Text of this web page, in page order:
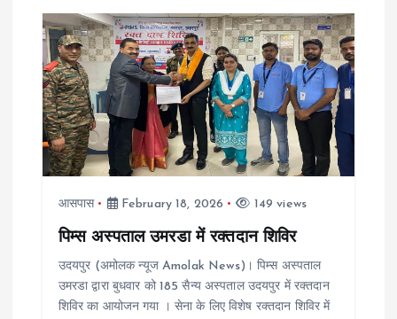
आसपास February 18, 2026 149 views
पिम्स अस्पताल उमरडा में रक्तदान शिविर
उदयपुर (अमोलक न्यूज Amolak News)। पिम्स अस्पताल
उमरडा द्वारा बुधवार को 185 सैन्य अस्पताल उदयपुर में रक्तदान
शिविर का आयोजन गया । सेना के लिए विशेष रक्तदान शिविर में